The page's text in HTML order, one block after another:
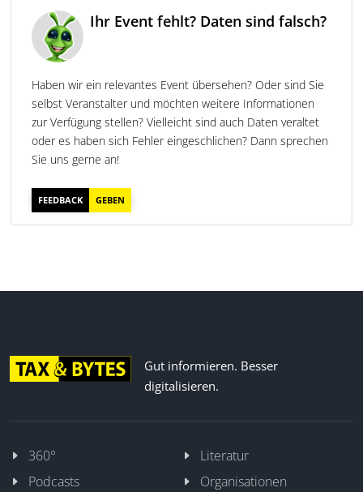
Ihr Event fehlt? Daten sind falsch?
Haben wir ein relevantes Event übersehen? Oder sind Sie
selbst Veranstalter und möchten weitere Informationen
zur Verfügung stellen? Vielleicht sind auch Daten veraltet
oder es haben sich Fehler eingeschlichen? Dann sprechen
Sie uns gerne an!
FEEDBACK GEBEN
Gut informieren. Besser
digitalisieren.
360°
Literatur
Podcasts
Organisationen